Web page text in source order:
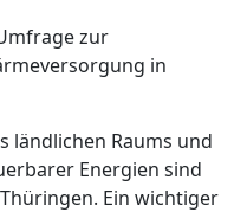
ländlichen Raums und
Energien sind
Ein wichtiger